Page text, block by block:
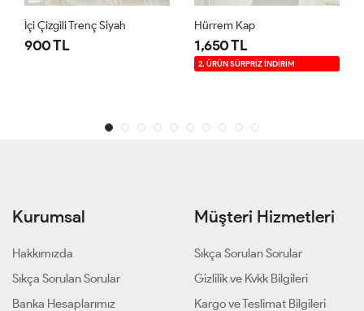
İçi Çizgili Trenç Siyah
900 TL
Hürrem Kap
1,650 TL
2. ÜRÜN SÜRPRİZ İNDİRİM
Kurumsal
Hakkımızda
Sıkça Sorulan Sorular
Banka Hesaplarımız
Müşteri Hizmetleri
Sıkça Sorulan Sorular
Gizlilik ve Kvkk Bilgileri
Kargo ve Teslimat Bilgileri